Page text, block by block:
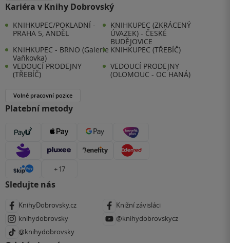
Kariéra v Knihy Dobrovský
KNIHKUPEC/POKLADNÍ -
PRAHA 5, ANDĚL
KNIHKUPEC (ZKRÁCENÝ
ÚVAZEK) - ČESKÉ
BUDĚJOVICE
KNIHKUPEC - BRNO (Galerie
Vaňkovka)
KNIHKUPEC (TŘEBÍČ)
VEDOUCÍ PRODEJNY
(TŘEBÍČ)
VEDOUCÍ PRODEJNY
(OLOMOUC - OC HANÁ)
Volné pracovní pozice
Platební metody
+ 17
Sledujte nás
KnihyDobrovsky.cz
Knižní závisláci
knihydobrovsky
@knihydobrovskycz
@knihydobrovsky